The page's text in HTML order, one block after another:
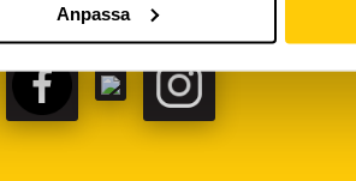
Anpassa
FACEBOOKTIKTOK